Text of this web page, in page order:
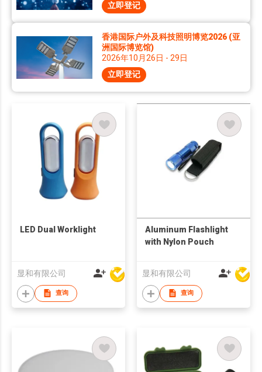
立即登记
香港国际户外及科技照明博览2026 (亚
洲国际博览馆)
2026年10月26日 - 29日
立即登记
LED Dual Worklight
显和有限公司
查询
Aluminum Flashlight
with Nylon Pouch
显和有限公司
查询